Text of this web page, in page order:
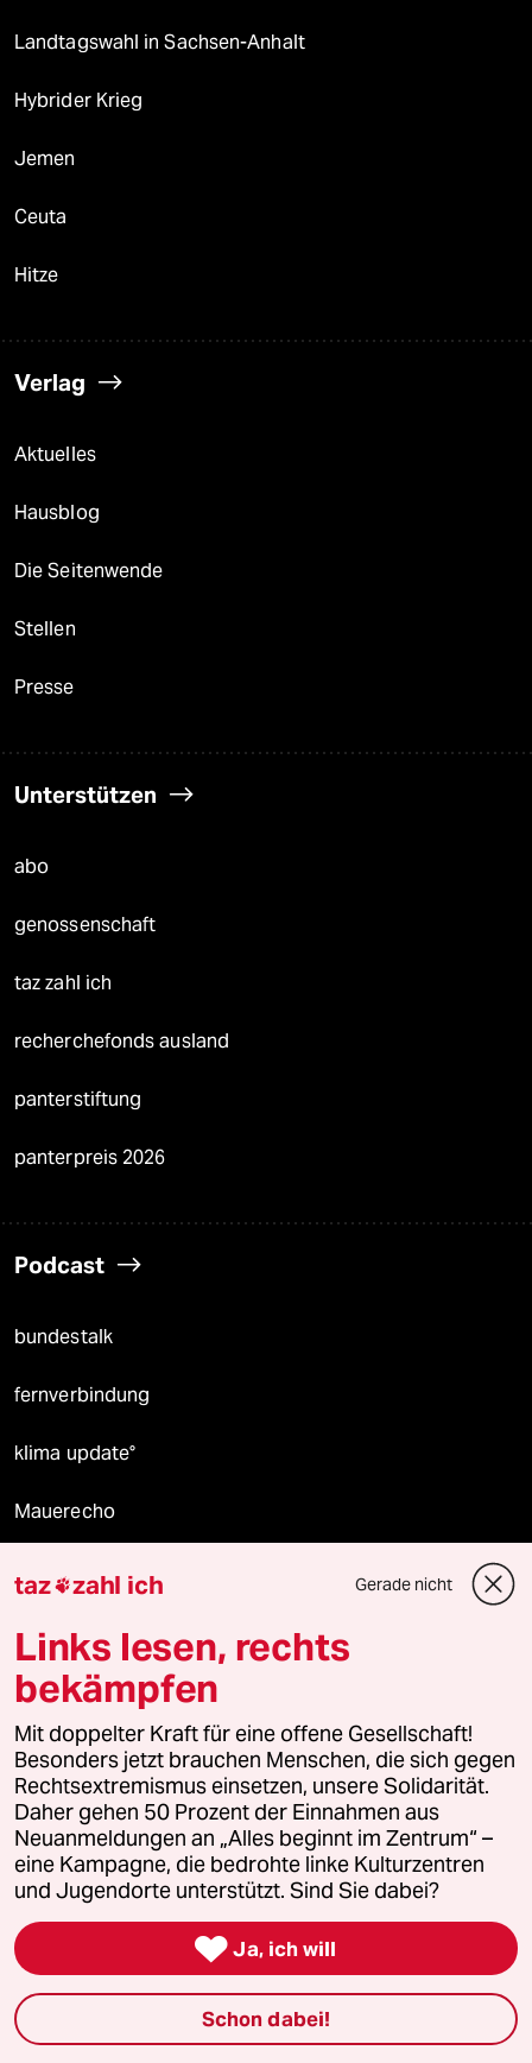
Landtagswahl in Sachsen-Anhalt
Hybrider Krieg
Jemen
Ceuta
Hitze
Verlag
Aktuelles
Hausblog
Die Seitenwende
Stellen
Presse
Unterstützen
abo
genossenschaft
taz zahl ich
recherchefonds ausland
panterstiftung
panterpreis 2026
Podcast
bundestalk
fernverbindung
klima update°
Mauerecho
reingehen
Newsletter
team zukunft
taz frisch
taz zahl ich
taz lab Infobrief
taz zahl ich Gerade nicht
Links lesen, rechts
bekämpfen
Mit doppelter Kraft für eine offene Gesellschaft!
Besonders jetzt brauchen Menschen, die sich gegen
Rechtsextremismus einsetzen, unsere Solidarität.
Daher gehen 50 Prozent der Einnahmen aus
Neuanmeldungen an „Alles beginnt im Zentrum“ –
eine Kampagne, die bedrohte linke Kulturzentren
und Jugendorte unterstützt. Sind Sie dabei?
 Ja, ich will
Schon dabei!